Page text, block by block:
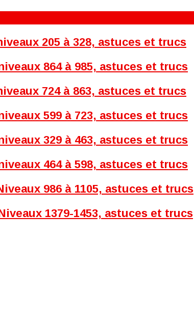
205 à 328, astuces et trucs
864 à 985, astuces et trucs
724 à 863, astuces et trucs
599 à 723, astuces et trucs
329 à 463, astuces et trucs
464 à 598, astuces et trucs
986 à 1105, astuces et trucs
1379-1453, astuces et trucs